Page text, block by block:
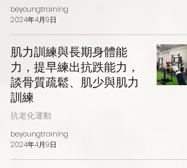
beyoungtraining
2024年4月9日
肌力訓練與長期身體能
力，提早練出抗跌能力，
談骨質疏鬆、肌少與肌力
訓練
抗老化運動
beyoungtraining
2024年4月9日